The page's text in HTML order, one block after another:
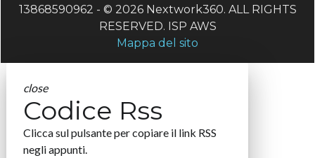
13868590962 - © 2026 Nextwork360. ALL RIGHTS
RESERVED. ISP AWS
Mappa del sito
close
Codice Rss
Clicca sul pulsante per copiare il link RSS
negli appunti.